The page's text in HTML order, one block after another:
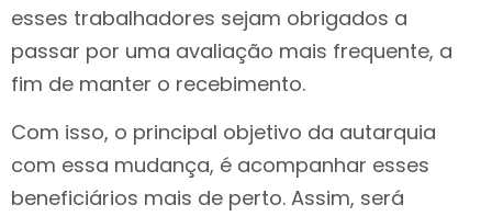
esses trabalhadores sejam obrigados a
passar por uma avaliação mais frequente, a
fim de manter o recebimento.
Com isso, o principal objetivo da autarquia
com essa mudança, é acompanhar esses
beneficiários mais de perto. Assim, será